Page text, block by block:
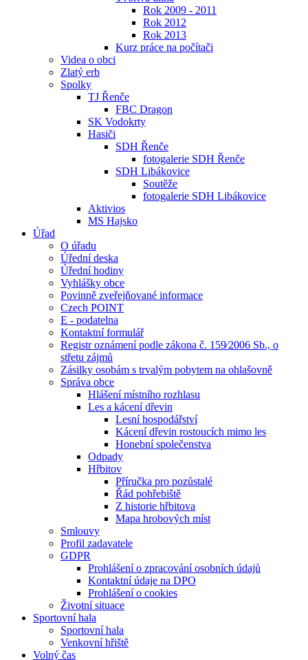
Rok 2009 - 2011
Rok 2012
Rok 2013
Kurz práce na počítači
Videa o obci
Zlatý erb
Spolky
TJ Řenče
FBC Dragon
SK Vodokrty
Hasiči
SDH Řenče
fotogalerie SDH Řenče
SDH Libákovice
Soutěže
fotogalerie SDH Libákovice
Aktivios
MS Hajsko
Úřad
O úřadu
Úřední deska
Úřední hodiny
Vyhlášky obce
Povinně zveřejňované informace
Czech POINT
E - podatelna
Kontaktní formulář
Registr oznámení podle zákona č. 159⁄2006 Sb., o
střetu zájmů
Zásilky osobám s trvalým pobytem na ohlašovně
Správa obce
Hlášení místního rozhlasu
Les a kácení dřevin
Lesní hospodářství
Kácení dřevin rostoucích mimo les
Honební společenstva
Odpady
Hřbitov
Příručka pro pozůstalé
Řád pohřebiště
Z historie hřbitova
Mapa hrobových míst
Smlouvy
Profil zadavatele
GDPR
Prohlášení o zpracování osobních údajů
Kontaktní údaje na DPO
Prohlášení o cookies
Životní situace
Sportovní hala
Sportovní hala
Venkovní hřiště
Volný čas